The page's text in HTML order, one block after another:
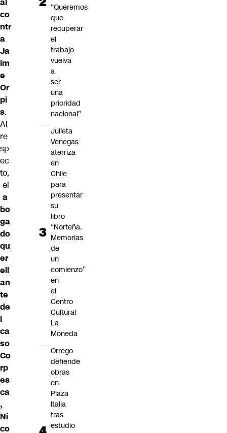
co
ntr
a
Ja
im
e
Or
pi
s.
Al
re
sp
ec
to,
el
a
bo
ga
do
qu
er
ell
an
te
de
l
ca
so
Co
rp
es
ca
,
Ni
co
“Queremos
que
recuperar
el
trabajo
vuelva
a
ser
una
prioridad
nacional”
Julieta
Venegas
aterriza
en
Chile
para
presentar
su
libro
“Norteña.
Memorias
de
un
comienzo”
en
el
Centro
Cultural
La
Moneda
Orrego
defiende
obras
en
Plaza
Italia
tras
estudio